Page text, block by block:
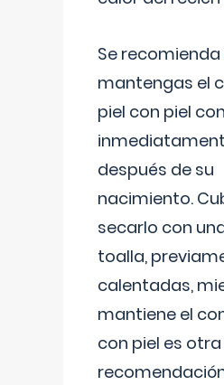
Se
mantengas el
piel con piel
después de su
nacimiento.
secarlo con
toalla,
calentadas,
mantiene el
con piel es otra